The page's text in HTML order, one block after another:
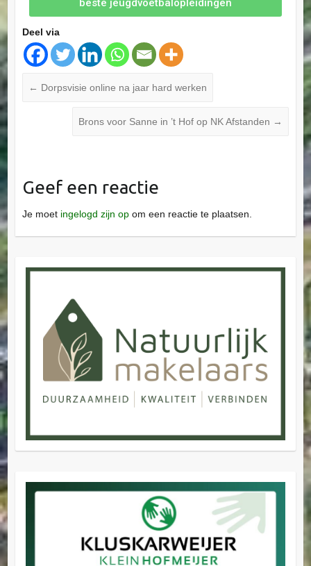
Deel via
← Dorpsvisie online na jaar hard werken
Brons voor Sanne in ’t Hof op NK Afstanden →
Geef een reactie
Je moet ingelogd zijn opom een reactie te plaatsen.